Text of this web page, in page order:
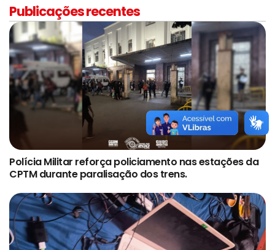
Publicações recentes
Polícia Militar reforça policiamento nas estações da
CPTM durante paralisação dos trens.